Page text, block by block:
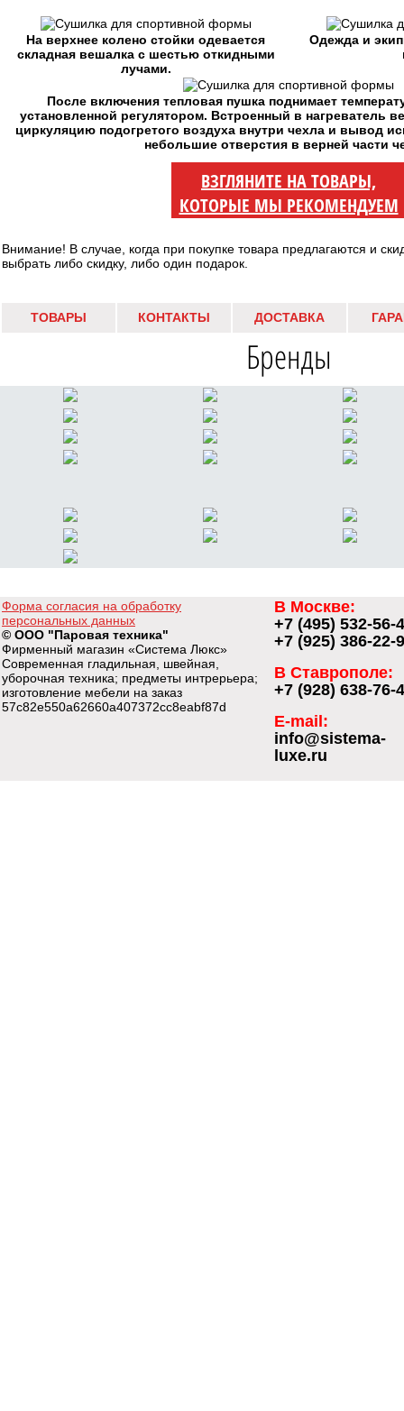
На верхнее колено стойки одевается
складная вешалка с шестью откидными
лучами.
Одежда и
После включения тепловая пушка поднимает
установленной регулятором. Встроенный в нагреватель
циркуляцию подогретого воздуха внутри чехла и вывод
небольшие отверстия в верней части
ВЗГЛЯНИТЕ НА ТОВАРЫ,
КОТОРЫЕ МЫ РЕКОМЕНДУЕМ
Внимание! В случае, когда при покупке товара предлагаются и
выбрать либо скидку, либо один подарок.
ТОВАРЫ КОНТАКТЫ ДОСТАВКА
Бренды
Форма согласия на обработку
персональных данных
© ООО "Паровая техника"
Фирменный магазин «Система Люкс»
Современная гладильная, швейная,
уборочная техника; предметы интрерьера;
изготовление мебели на заказ
57c82e550a62660a407372cc8eabf87d
В Москве:
+7 (495) 532-56-
+7 (925) 386-22-
В Ставрополе:
+7 (928) 638-76-
E-mail:
info@sistema-
luxe.ru